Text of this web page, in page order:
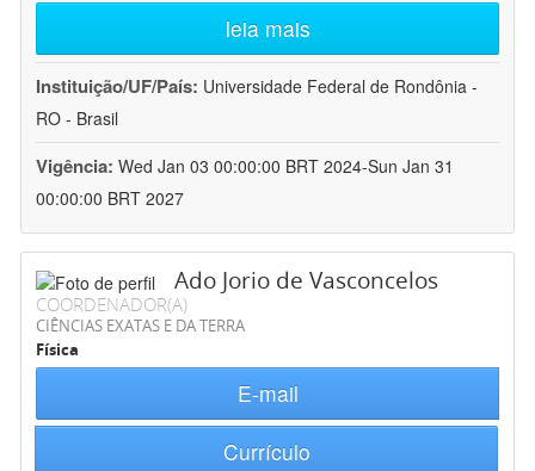
leia mais
Instituição/UF/País: Universidade Federal de Rondônia -
RO - Brasil
Vigência: Wed Jan 03 00:00:00 BRT 2024-Sun Jan 31
00:00:00 BRT 2027
Ado Jorio de Vasconcelos
COORDENADOR(A)
CIÊNCIAS EXATAS E DA TERRA
Física
E-mail
Currículo